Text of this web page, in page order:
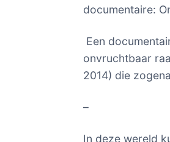
documentaire:
Een
onvruchtbaar
2014) die
–
In deze wereld